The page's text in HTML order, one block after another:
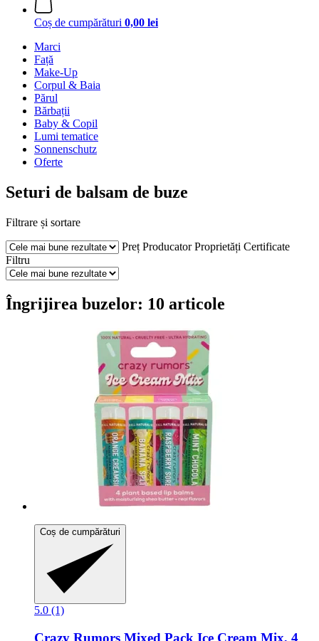
Coș de cumpărături 0,00 lei
Marci
Față
Make-Up
Corpul & Baia
Părul
Bărbații
Baby & Copil
Lumi tematice
Sonnenschutz
Oferte
Seturi de balsam de buze
Filtrare și sortare
Preț Producator Proprietăți Certificate
Filtru
Îngrijirea buzelor: 10 articole
Coș de cumpărături
5.0 (1)
Crazy Rumors Mixed Pack Ice Cream Mix, 4